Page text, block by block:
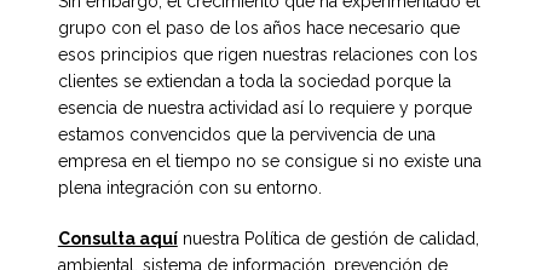
grupo con el paso de los años hace necesario que
esos principios que rigen nuestras relaciones con los
clientes se extiendan a toda la sociedad porque la
esencia de nuestra actividad así lo requiere y porque
estamos convencidos que la pervivencia de una
empresa en el tiempo no se consigue si no existe una
plena integración con su entorno.
Consulta aquínuestra Política de gestión de calidad,
ambiental, sistema de información, prevención de